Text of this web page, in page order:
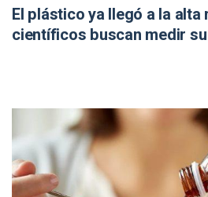
El plástico ya llegó a la alta
científicos buscan medir